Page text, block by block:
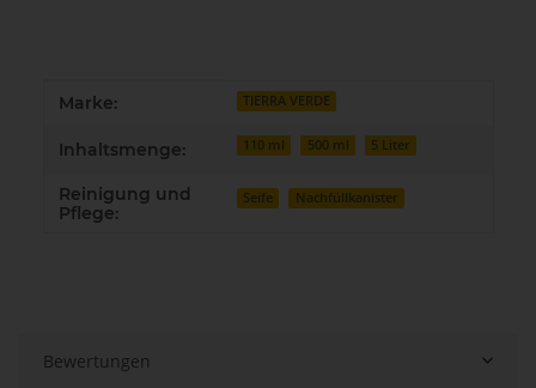
Produkteigenschaft
Wert
Marke: TIERRA VERDE
Inhaltsmenge: 110 ml 500 ml 5 Liter
Reinigung und
Pflege:
Seife Nachfüllkanister
Bewertungen